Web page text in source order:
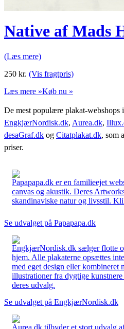
Native af Mads
(Læs mere)
250 kr. (Vis fragtpris)
Læs mere »Køb nu »
De mest populære plakat-webshops
EngkjærNordisk.dk, Aurea.dk,
desaGraf.dk og Citatplakat.dk, som
priser.
Papapapa.dk er en familieejet
canvas og akustik. Deres
skandinaviske natur og livsstil.
Se udvalget på Papapapa.dk
EngkjærNordisk.dk sælger flotte
hjem. Alle plakaterne opsættes
med eget design eller kombineret
illustrationer fra dygtige
deres udvalg.
Se udvalget på EngkjærNordisk.dk
Aurea.dk tilbyder et stort udvalg